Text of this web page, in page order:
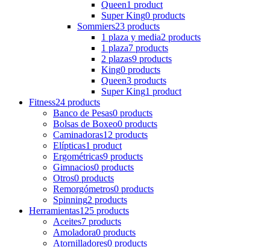
Queen1 product
Super King0 products
Sommiers23 products
1 plaza y media2 products
1 plaza7 products
2 plazas9 products
King0 products
Queen3 products
Super King1 product
Fitness24 products
Banco de Pesas0 products
Bolsas de Boxeo0 products
Caminadoras12 products
Elípticas1 product
Ergométricas9 products
Gimnacios0 products
Otros0 products
Remorgómetros0 products
Spinning2 products
Herramientas125 products
Aceites7 products
Amoladora0 products
Atornilladores0 products